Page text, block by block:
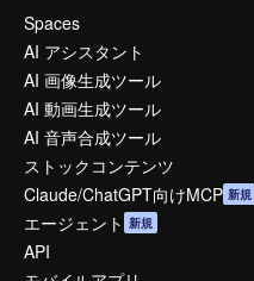
Spaces
AI アシスタント
AI 画像生成ツール
AI 動画生成ツール
AI 音声合成ツール
ストックコンテンツ
Claude/ChatGPT向けMCP 新規
エージェント 新規
API